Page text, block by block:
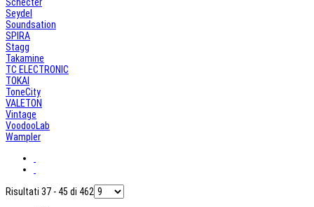
Seydel
Soundsation
SPIRA
Stagg
Takamine
TC ELECTRONIC
TOKAI
ToneCity
VALETON
Vintage
VoodooLab
Wampler
Risultati 37 - 45 di 462